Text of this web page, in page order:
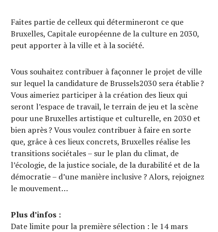
Faites partie de celleux qui détermineront ce que
Bruxelles, Capitale européenne de la culture en 2030,
peut apporter à la ville et à la société.
Vous souhaitez contribuer à façonner le projet de ville
sur lequel la candidature de Brussels2030 sera établie ?
Vous aimeriez participer à la création des lieux qui
seront l’espace de travail, le terrain de jeu et la scène
pour une Bruxelles artistique et culturelle, en 2030 et
bien après ? Vous voulez contribuer à faire en sorte
que, grâce à ces lieux concrets, Bruxelles réalise les
transitions sociétales – sur le plan du climat, de
l’écologie, de la justice sociale, de la durabilité et de la
démocratie – d’une manière inclusive ? Alors, rejoignez
le mouvement…
Plus d’infos :
Date limite pour la première sélection : le 14 mars